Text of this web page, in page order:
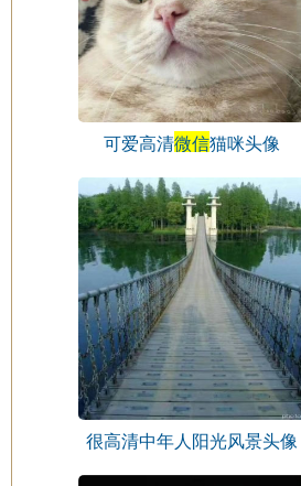
可爱高清微信猫咪头像
很高清中年人阳光风景头像